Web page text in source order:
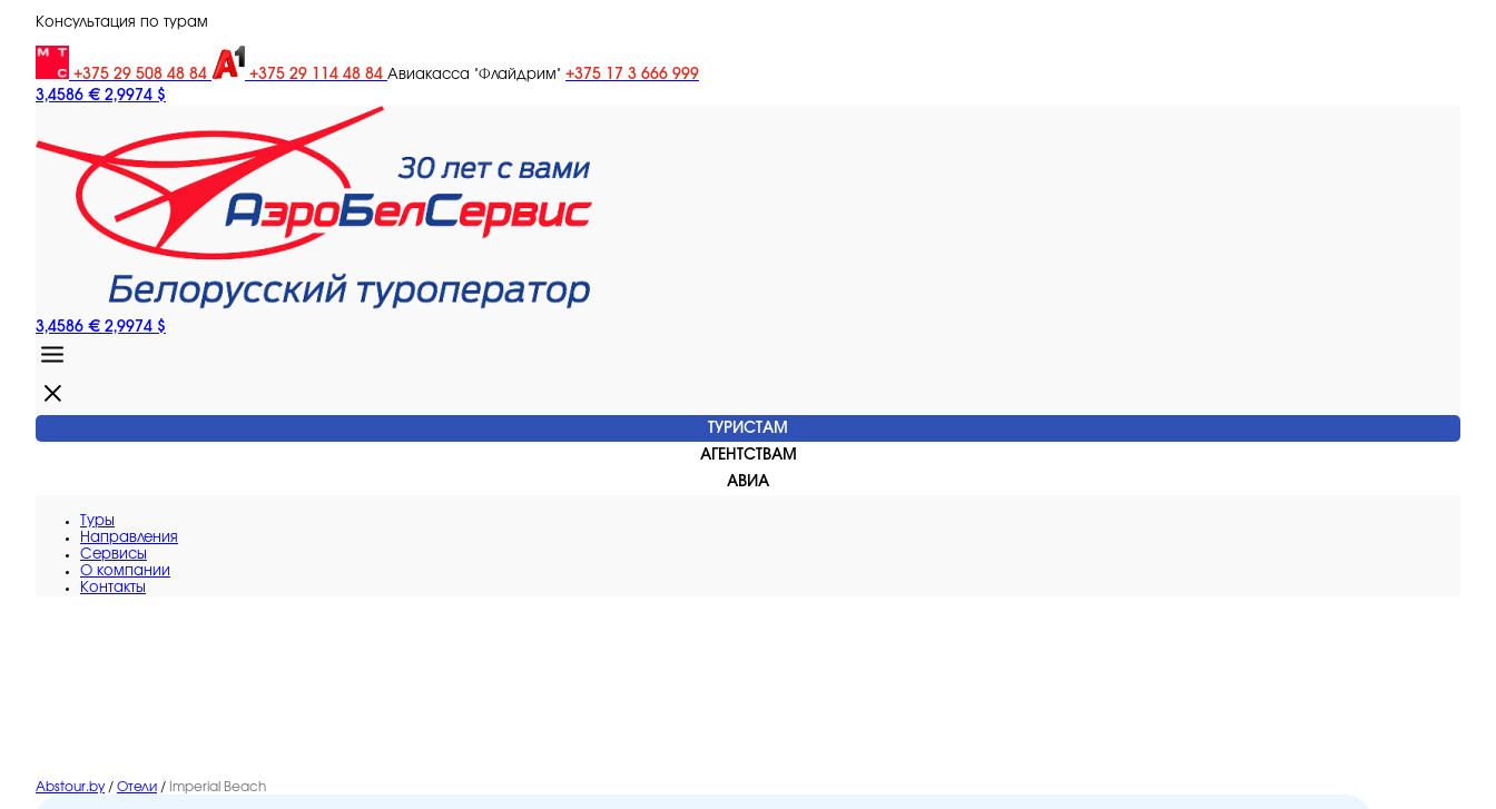
Консультация по турам
+375 29 508 48 84 +375 29 114 48 84 Авиакасса "Флайдрим" +375 17 3 666 999
3,4586 € 2,9974 $
3,4586 € 2,9974 $
ТУРИСТАМ
АГЕНТСТВАМ
АВИА
Туры
Направления
Сервисы
O компании
Контакты
Abstour.by / Отели / Imperial Beach